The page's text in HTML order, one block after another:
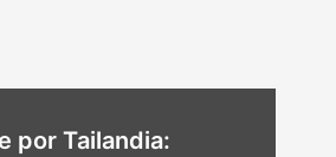
por Tailandia: